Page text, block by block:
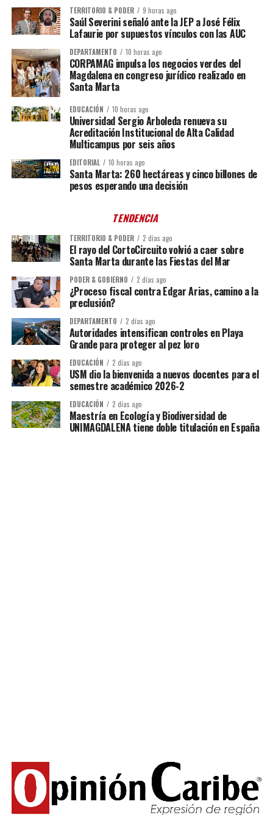
TERRITORIO & PODER 9 horas ago
Saúl Severini señaló ante la JEP a José Félix
Lafaurie por supuestos vínculos con las AUC
DEPARTAMENTO 10 horas ago
CORPAMAG impulsa los negocios verdes del
Magdalena en congreso jurídico realizado en
Santa Marta
EDUCACIÓN 10 horas ago
Universidad Sergio Arboleda renueva su
Acreditación Institucional de Alta Calidad
Multicampus por seis años
EDITORIAL 10 horas ago
Santa Marta: 260 hectáreas y cinco billones de
pesos esperando una decisión
TENDENCIA
TERRITORIO & PODER 2 días ago
El rayo del CortoCircuito volvió a caer sobre
Santa Marta durante las Fiestas del Mar
PODER & GOBIERNO 2 días ago
¿Proceso fiscal contra Edgar Arias, camino a la
preclusión?
DEPARTAMENTO 2 días ago
Autoridades intensifican controles en Playa
Grande para proteger al pez loro
EDUCACIÓN 2 días ago
USM dio la bienvenida a nuevos docentes para el
semestre académico 2026-2
EDUCACIÓN 2 días ago
Maestría en Ecología y Biodiversidad de
UNIMAGDALENA tiene doble titulación en España